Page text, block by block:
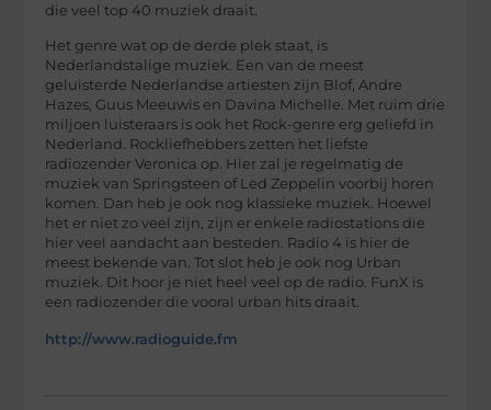
die veel top 40 muziek draait.
Het genre wat op de derde plek staat, is
Nederlandstalige muziek. Een van de meest
geluisterde Nederlandse artiesten zijn Blof, Andre
Hazes, Guus Meeuwis en Davina Michelle. Met ruim drie
miljoen luisteraars is ook het Rock-genre erg geliefd in
Nederland. Rockliefhebbers zetten het liefste
radiozender Veronica op. Hier zal je regelmatig de
muziek van Springsteen of Led Zeppelin voorbij horen
komen. Dan heb je ook nog klassieke muziek. Hoewel
het er niet zo veel zijn, zijn er enkele radiostations die
hier veel aandacht aan besteden. Radio 4 is hier de
meest bekende van. Tot slot heb je ook nog Urban
muziek. Dit hoor je niet heel veel op de radio. FunX is
een radiozender die vooral urban hits draait.
http://www.radioguide.fm